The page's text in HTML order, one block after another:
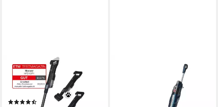
HOOVER
Krümel-Akkusauger HF2
165 W Leistung
(4)
Bodenstaubsauger HPS700